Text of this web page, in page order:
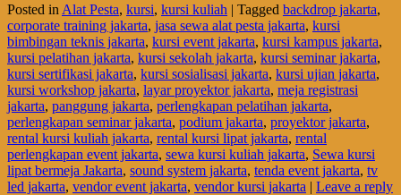
Posted in Alat Pesta, kursi, kursi kuliah | Tagged backdrop jakarta,
corporate training jakarta, jasa sewa alat pesta jakarta, kursi
bimbingan teknis jakarta, kursi event jakarta, kursi kampus jakarta,
kursi pelatihan jakarta, kursi sekolah jakarta, kursi seminar jakarta,
kursi sertifikasi jakarta, kursi sosialisasi jakarta, kursi ujian jakarta,
kursi workshop jakarta, layar proyektor jakarta, meja registrasi
jakarta, panggung jakarta, perlengkapan pelatihan jakarta,
perlengkapan seminar jakarta, podium jakarta, proyektor jakarta,
rental kursi kuliah jakarta, rental kursi lipat jakarta, rental
perlengkapan event jakarta, sewa kursi kuliah jakarta, Sewa kursi
lipat bermeja Jakarta, sound system jakarta, tenda event jakarta, tv
led jakarta, vendor event jakarta, vendor kursi jakarta | Leave a reply